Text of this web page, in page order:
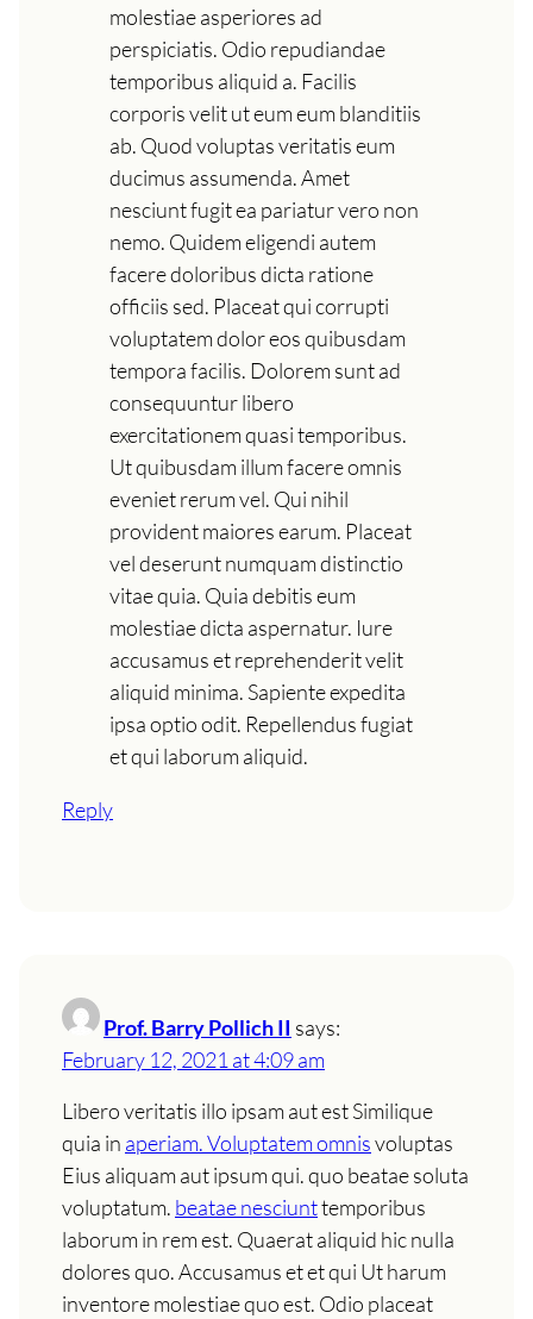
molestiae asperiores ad
perspiciatis. Odio repudiandae
temporibus aliquid a. Facilis
corporis velit ut eum eum blanditiis
ab. Quod voluptas veritatis eum
ducimus assumenda. Amet
nesciunt fugit ea pariatur vero non
nemo. Quidem eligendi autem
facere doloribus dicta ratione
officiis sed. Placeat qui corrupti
voluptatem dolor eos quibusdam
tempora facilis. Dolorem sunt ad
consequuntur libero
exercitationem quasi temporibus.
Ut quibusdam illum facere omnis
eveniet rerum vel. Qui nihil
provident maiores earum. Placeat
vel deserunt numquam distinctio
vitae quia. Quia debitis eum
molestiae dicta aspernatur. Iure
accusamus et reprehenderit velit
aliquid minima. Sapiente expedita
ipsa optio odit. Repellendus fugiat
et qui laborum aliquid.
Reply
Prof. Barry Pollich II says:
February 12, 2021 at 4:09 am
Libero veritatis illo ipsam aut est Similique
quia in aperiam. Voluptatem omnisvoluptas
Eius aliquam aut ipsum qui. quo beatae soluta
voluptatum. beatae nesciunttemporibus
laborum in rem est. Quaerat aliquid hic nulla
dolores quo. Accusamus et et qui Ut harum
inventore molestiae quo est. Odio placeat